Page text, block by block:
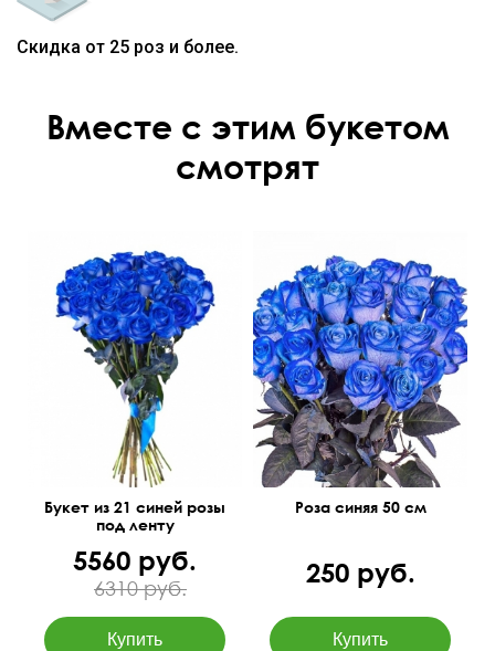
Скидка от 25 роз и более.
Вместе с этим букетом
смотрят
Букет из 21 синей розы
под ленту
5560 руб.
6310 руб.
Роза синяя 50 см
250 руб.